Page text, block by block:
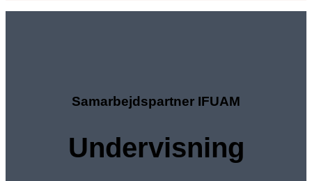
Samarbejdspartner IFUAM
Undervisning